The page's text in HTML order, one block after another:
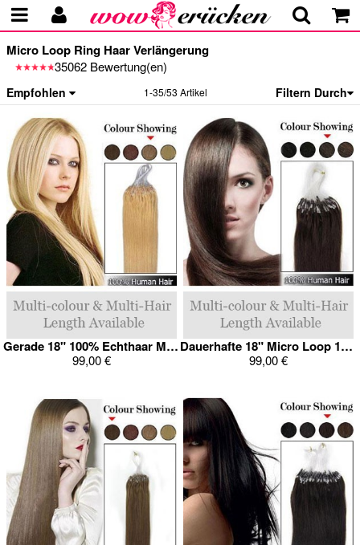
Micro Loop Ring Haar Verlängerung
35062 Bewertung(en)
Empfohlen Filtern Durch
1-35/53 Artikel
Gerade 18" 100% Echthaar Micro Loop Verlängerung
99,00 €
Dauerhafte 18" Micro Loop 100% Echthaar Verlängerung
99,00 €